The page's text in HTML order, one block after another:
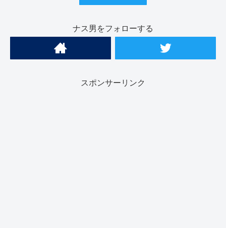
ナス男をフォローする
スポンサーリンク